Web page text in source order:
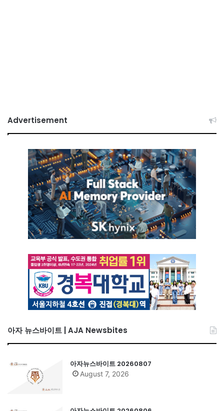
Advertisement
아자 뉴스바이트 | AJA Newsbites
아자뉴스바이트 20260807
August 7, 2026